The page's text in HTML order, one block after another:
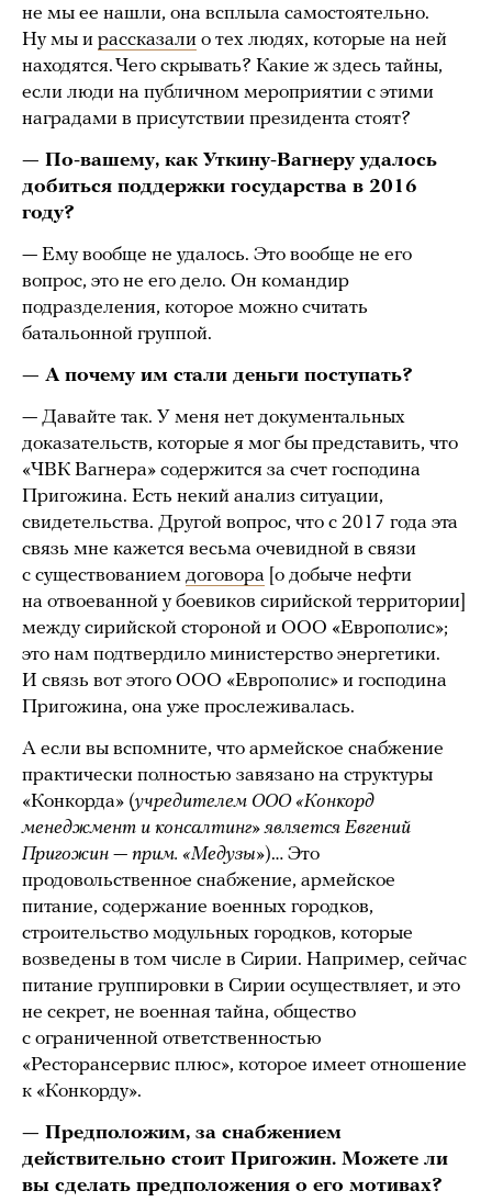
не мы ее нашли, она всплыла самостоятельно.
Ну мы и рассказали о тех людях, которые на ней
находятся. Чего скрывать? Какие ж здесь тайны,
если люди на публичном мероприятии с этими
наградами в присутствии президента стоят?
— По-вашему, как Уткину-Вагнеру удалось
добиться поддержки государства в 2016
году?
— Ему вообще не удалось. Это вообще не его
вопрос, это не его дело. Он командир
подразделения, которое можно считать
батальонной группой.
— А почему им стали деньги поступать?
— Давайте так. У меня нет документальных
доказательств, которые я мог бы представить, что
«ЧВК Вагнера» содержится за счет господина
Пригожина. Есть некий анализ ситуации,
свидетельства. Другой вопрос, что с 2017 года эта
связь мне кажется весьма очевидной в связи
с существованием договора [о добыче нефти
на отвоеванной у боевиков сирийской территории]
между сирийской стороной и ООО «Европолис»;
это нам подтвердило министерство энергетики.
И связь вот этого ООО «Европолис» и господина
Пригожина, она уже прослеживалась.
А если вы вспомните, что армейское снабжение
практически полностью завязано на структуры
«Конкорда» (учредителем ООО «Конкорд
менеджмент и консалтинг» является Евгений
Пригожин — прим. «Медузы»)… Это
продовольственное снабжение, армейское
питание, содержание военных городков,
строительство модульных городков, которые
возведены в том числе в Сирии. Например, сейчас
питание группировки в Сирии осуществляет, и это
не секрет, не военная тайна, общество
с ограниченной ответственностью
«Ресторансервис плюс», которое имеет отношение
к «Конкорду».
— Предположим, за снабжением
действительно стоит Пригожин. Можете ли
вы сделать предположения о его мотивах?